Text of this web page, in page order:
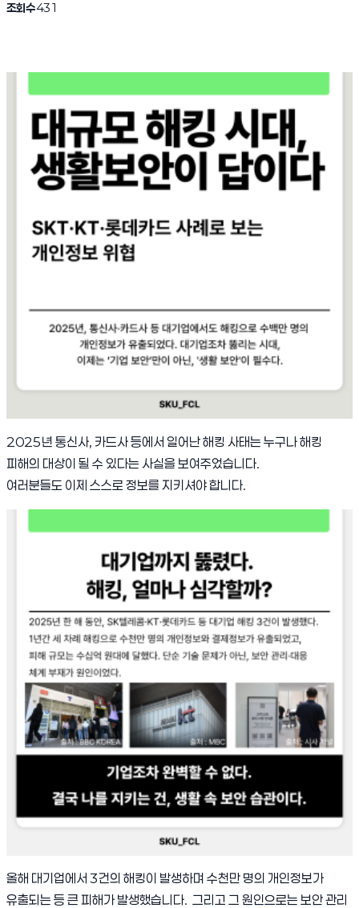
조회수431
2025년 통신사, 카드사 등에서 일어난 해킹 사태는 누구나 해킹
피해의 대상이 될 수 있다는 사실을 보여주었습니다.
여러분들도 이제 스스로 정보를 지키셔야 합니다.
올해 대기업에서 3건의 해킹이 발생하며 수천만 명의 개인정보가
유출되는 등 큰 피해가 발생했습니다. 그리고 그 원인으로는 보안 관리